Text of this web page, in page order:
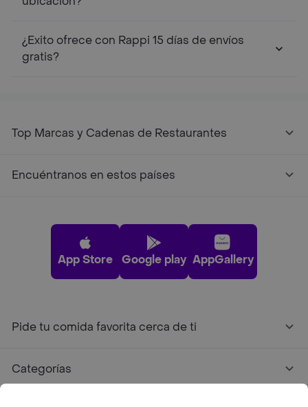
¿Exito ofrece con Rappi 15 días de envíos
gratis?
Top Marcas y Cadenas de Restaurantes
Encuéntranos en estos países
App Store Google play AppGallery
Pide tu comida favorita cerca de ti
Categorías